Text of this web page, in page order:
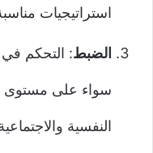
استراتيجيات
الضبط: التحكم
سواء على مستوى
النفسية